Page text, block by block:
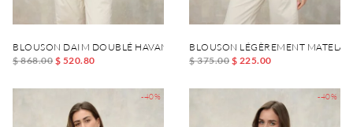
BLOUSON DAIM DOUBLÉ HAVANA
$ 868.00 $ 520.80
BLOUSON LÉGÈREMENT
$ 375.00 $ 225.00
-40% -40%